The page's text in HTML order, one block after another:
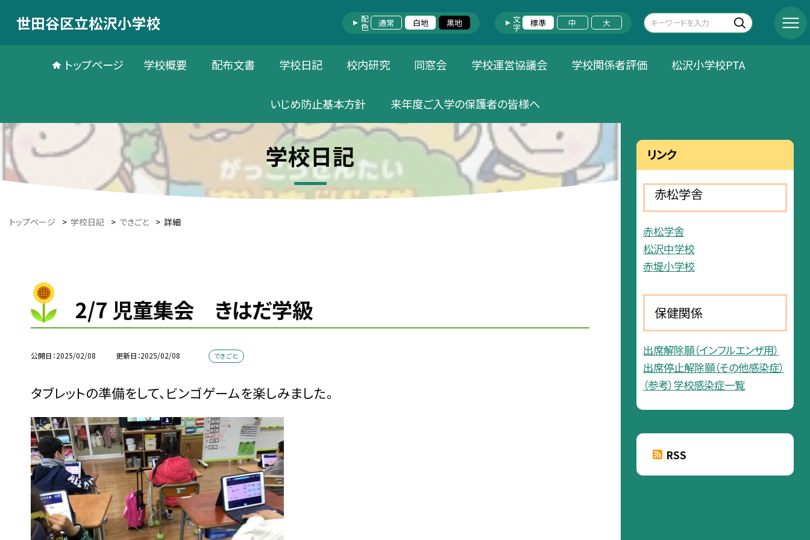
世田谷区立松沢小学校 配色 通常 白地 黒地 文字 標準 中 大
トップページ 学校概要 配布文書 学校日記 校内研究 同窓会 学校運営協議会 学校関係者評価 松沢小学校PTA
いじめ防止基本方針 来年度ご入学の保護者の皆様へ
学校日記
トップページ > 学校日記 > できごと > 詳細
2/7 児童集会 きはだ学級
公開日 2025/02/08 更新日 2025/02/08 できごと
タブレットの準備をして、ビンゴゲームを楽しみました。
リンク
赤松学舎
赤松学舎
松沢中学校
赤堤小学校
保健関係
出席解除願（インフルエンザ用）
出席停止解除願（その他感染症）
（参考）学校感染症一覧
RSS